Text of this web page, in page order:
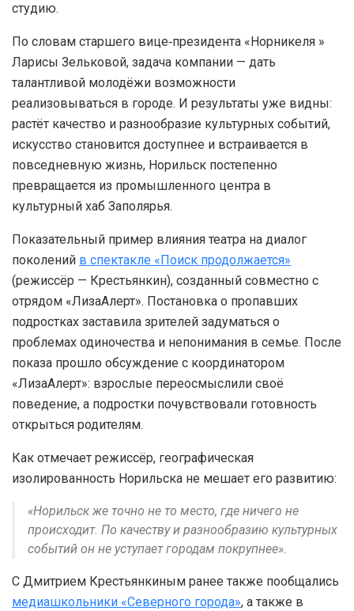
студию.
По словам старшего вице‑президента «Норникеля »
Ларисы Зельковой, задача компании — дать
талантливой молодёжи возможности
реализовываться в городе. И результаты уже видны:
растёт качество и разнообразие культурных событий,
искусство становится доступнее и встраивается в
повседневную жизнь, Норильск постепенно
превращается из промышленного центра в
культурный хаб Заполярья.
Показательный пример влияния театра на диалог
поколений в спектакле «Поиск продолжается»
(режиссёр — Крестьянкин), созданный совместно с
отрядом «ЛизаАлерт». Постановка о пропавших
подростках заставила зрителей задуматься о
проблемах одиночества и непонимания в семье. После
показа прошло обсуждение с координатором
«ЛизаАлерт»: взрослые переосмыслили своё
поведение, а подростки почувствовали готовность
открыться родителям.
Как отмечает режиссёр, географическая
изолированность Норильска не мешает его развитию:
«Норильск же точно не то место, где ничего не
происходит. По качеству и разнообразию культурных
событий он не уступает городам покрупнее».
С Дмитрием Крестьянкиным ранее также пообщались
медиашкольники «Северного города», а также в